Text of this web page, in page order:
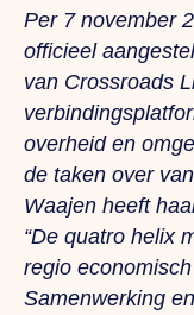
Per 7 november
officieel
van Crossroads
overheid en
de taken over
Waajen heeft
“De quatro helix
regio
Samenwerking